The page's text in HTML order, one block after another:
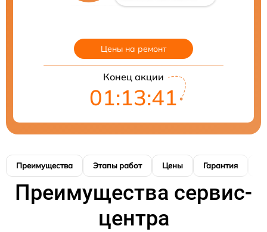
Цены на ремонт
Конец акции
01:13:40
Преимущества Этапы работ Цены Гарантия
Преимущества сервис-
центра